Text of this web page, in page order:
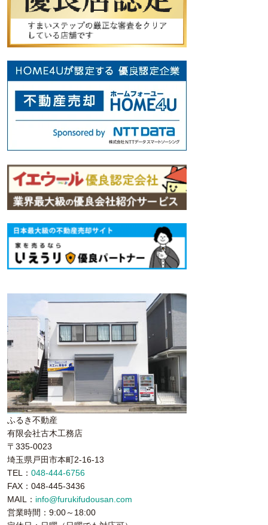
ふるき不動産
有限会社古木工務店
〒335-0023
埼玉県戸田市本町2-16-13
TEL： 048-444-6756
FAX：048-445-3436
MAIL： info@furukifudousan.com
営業時間：9:00～18:00